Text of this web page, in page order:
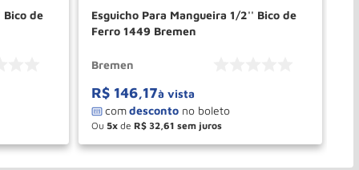
Bico de
Esguicho Para Mangueira 1/2'' Bico de
Ferro 1449 Bremen
Bremen
R$ 146,17à vista
Ou 5 de R$ 32 61
＋
－ COMPRAR